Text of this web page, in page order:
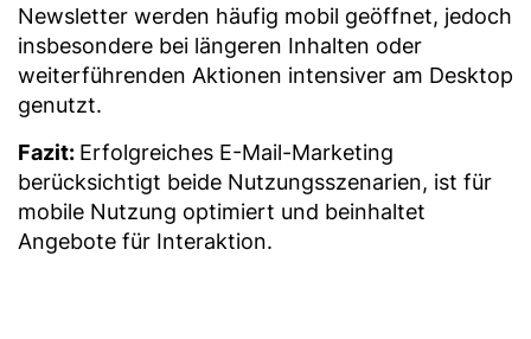
Newsletter werden häufig mobil geöffnet, jedoch
insbesondere bei längeren Inhalten oder
weiterführenden Aktionen intensiver am Desktop
genutzt.
Fazit: Erfolgreiches E-Mail-Marketing
berücksichtigt beide Nutzungsszenarien, ist für
mobile Nutzung optimiert und beinhaltet
Angebote für Interaktion.